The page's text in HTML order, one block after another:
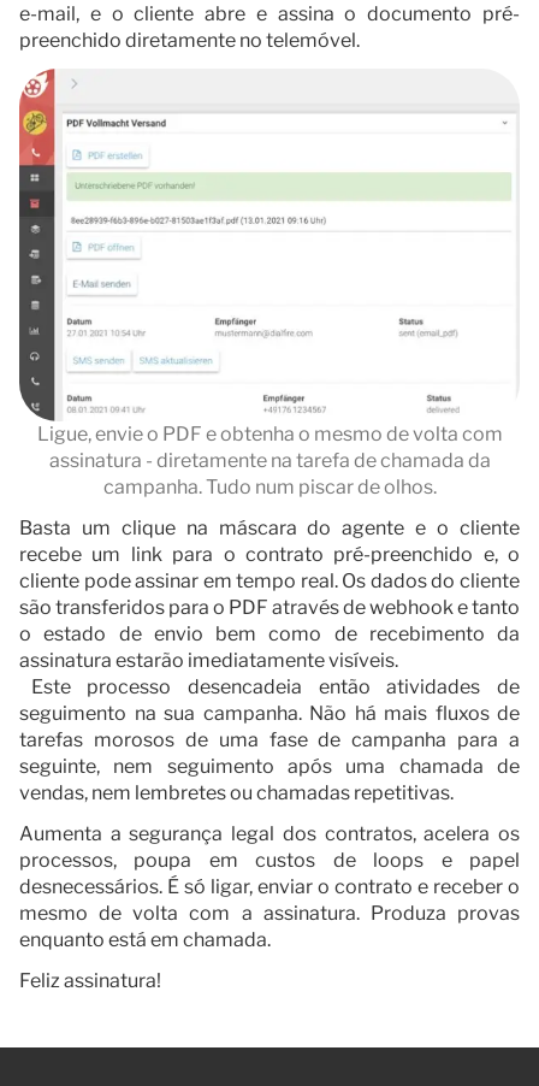
e-mail, e o cliente abre e assina o documento pré-
preenchido diretamente no telemóvel.
Ligue, envie o PDF e obtenha o mesmo de volta com
assinatura - diretamente na tarefa de chamada da
campanha. Tudo num piscar de olhos.
Basta um clique na máscara do agente e o cliente
recebe um link para o contrato pré-preenchido e, o
cliente pode assinar em tempo real. Os dados do cliente
são transferidos para o PDF através de webhook e tanto
o estado de envio bem como de recebimento da
assinatura estarão imediatamente visíveis.
Este processo desencadeia então atividades de
seguimento na sua campanha. Não há mais fluxos de
tarefas morosos de uma fase de campanha para a
seguinte, nem seguimento após uma chamada de
vendas, nem lembretes ou chamadas repetitivas.
Aumenta a segurança legal dos contratos, acelera os
processos, poupa em custos de loops e papel
desnecessários. É só ligar, enviar o contrato e receber o
mesmo de volta com a assinatura. Produza provas
enquanto está em chamada.
Feliz assinatura!